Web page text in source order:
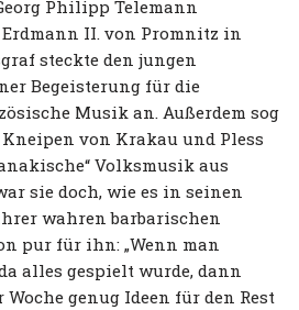
Philipp Telemann
II. von Promnitz in
steckte den jungen
Begeisterung für die
Musik an. Außerdem sog
von Krakau und Pless
Volksmusik aus
sie doch, wie es in seinen
wahren barbarischen
pur für ihn: „Wenn man
alles gespielt wurde, dann
genug Ideen für den Rest